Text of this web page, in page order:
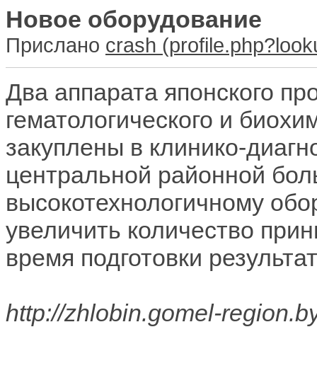
Новое оборудование
Прислано crash
Два аппарата японского
гематологического и
закуплены в клинико-
центральной районной
высокотехнологичному
увеличить количество
время подготовки
http://zhlobin.gomel-